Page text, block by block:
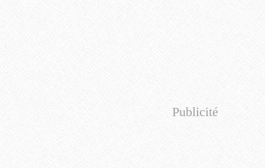
Publicité